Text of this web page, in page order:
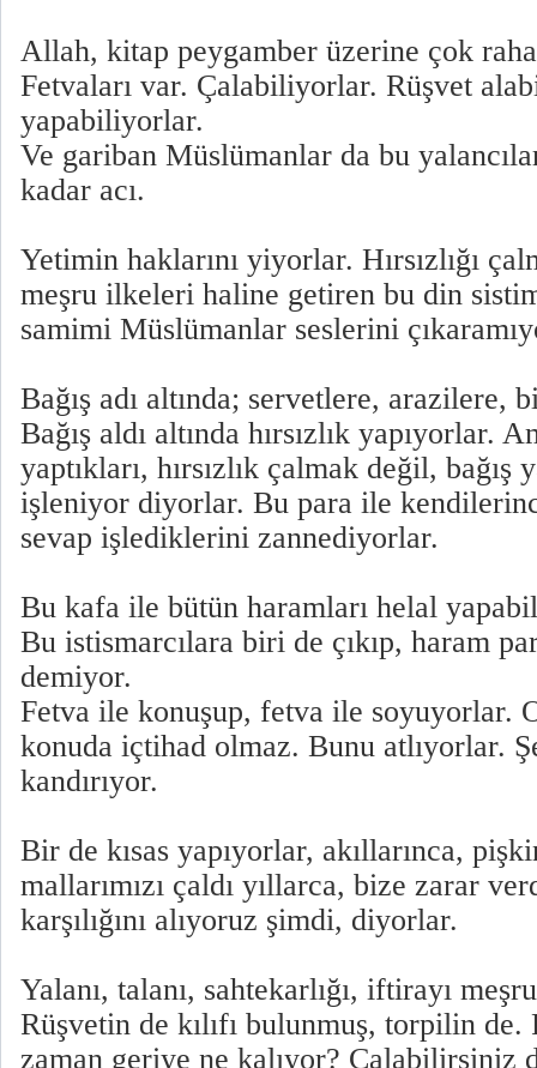
Allah, kitap peygamber üzerine çok
Fetvaları var. Çalabiliyorlar. Rüşvet
yapabiliyorlar.
Ve gariban Müslümanlar da bu
kadar acı.
Yetimin haklarını yiyorlar. Hırsızlığı
meşru ilkeleri haline getiren bu din
samimi Müslümanlar seslerini
Bağış adı altında; servetlere, arazilere,
Bağış aldı altında hırsızlık yapıyorlar.
yaptıkları, hırsızlık çalmak değil, bağış
işleniyor diyorlar. Bu para ile
sevap işlediklerini zannediyorlar.
Bu kafa ile bütün haramları helal
Bu istismarcılara biri de çıkıp, haram
demiyor.
Fetva ile konuşup, fetva ile soyuyorlar.
konuda içtihad olmaz. Bunu atlıyorlar.
kandırıyor.
Bir de kısas yapıyorlar, akıllarınca,
mallarımızı çaldı yıllarca, bize zarar
karşılığını alıyoruz şimdi, diyorlar.
Yalanı, talanı, sahtekarlığı, iftirayı
Rüşvetin de kılıfı bulunmuş, torpilin de.
zaman geriye ne kalıyor? Çalabilirsiniz